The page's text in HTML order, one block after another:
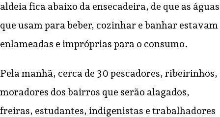
aldeia fica abaixo da ensecadeira, de que as águas
que usam para beber, cozinhar e banhar estavam
enlameadas e impróprias para o consumo.
Pela manhã, cerca de 30 pescadores, ribeirinhos,
moradores dos bairros que serão alagados,
freiras, estudantes, indigenistas e trabalhadores